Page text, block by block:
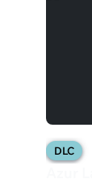
DLC